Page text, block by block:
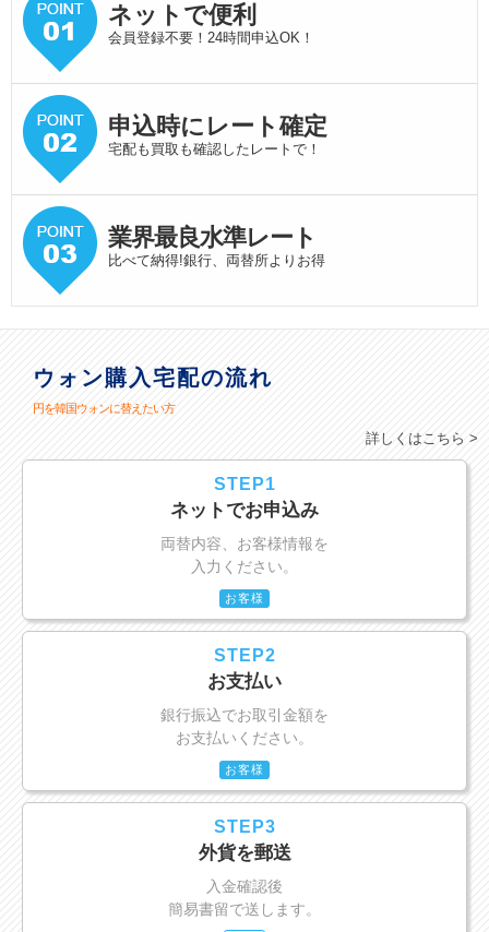
ネットで便利
会員登録不要！24時間申込OK！
申込時にレート確定
宅配も買取も確認したレートで！
業界最良水準レート
比べて納得!銀行、両替所よりお得
ウォン購入宅配の流れ
円を韓国ウォンに替えたい方
詳しくはこちら >
STEP1
ネットでお申込み
両替内容、お客様情報を
入力ください。
お客様
STEP2
お支払い
銀行振込でお取引金額を
お支払いください。
お客様
STEP3
外貨を郵送
入金確認後
簡易書留で送します。